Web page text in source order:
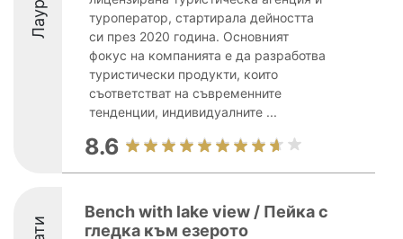
туроператор, стартирала дейността
си през 2020 година. Основният
фокус на компанията е да разработва
туристически продукти, които
съответстват на съвременните
тенденции, индивидуалните ...
8.6
Bench with lake view / Пейка с
гледка към езерото